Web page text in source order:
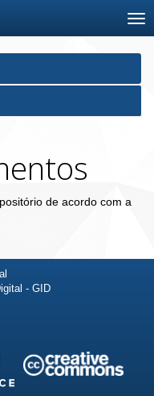
de acordo com a
- GID